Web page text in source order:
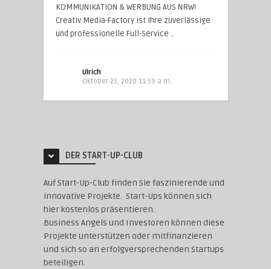
KOMMUNIKATION & WERBUNG AUS NRW!
Creativ Media-Factory ist Ihre zuverlässige
und professionelle Full-Service ..
Ulrich
Oktober 25, 2020 11:59 a.m.
DER START-UP-CLUB
Auf Start-Up-Club finden Sie faszinierende und
innovative Projekte. Start-Ups können sich
hier kostenlos präsentieren.
Business Angels und Investoren können diese
Projekte unterstützen oder mitfinanzieren
und sich so an erfolgversprechenden Startups
beteiligen.